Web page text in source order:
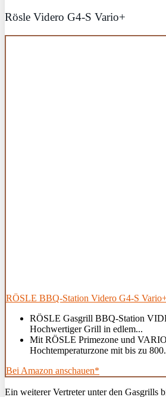
Rösle Videro G4-S Vario+
RÖSLE BBQ-Station Videro G4-S
RÖSLE Gasgrill BBQ-Station
Hochwertiger Grill in edlem...
Mit RÖSLE Primezone und
Hochtemperaturzone mit bis zu
Bei Amazon anschauen*
Ein weiterer Vertreter unter den Gasgrills